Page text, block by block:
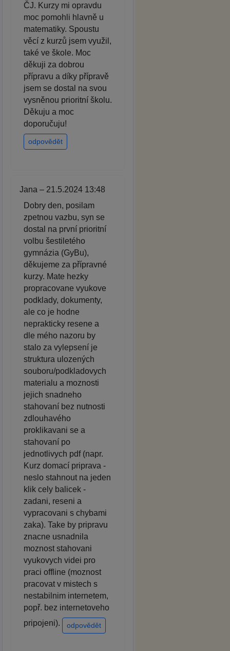
ČJ. Kurzy mi opravdu
moc pomohli hlavně u
matematiky. Spoustu
věcí z kurzů jsem využil,
také ve škole. Moc
děkuji za dobrou
přípravu a díky přípravě
jsem se dostal na svou
vysněnou prioritní školu.
Děkuju a moc
doporučuju!
odpovědět
Jana – 21.5.2024 13:48
Dobry den, posilam
zpetnou vazbu, syn se
dostal na první prioritní
volbu šestiletého
gymnázia (GyBu),
děkujeme za přípravné
kurzy. Mate hezky
propracovane vyukove
podklady, dokumenty,
ale co je hodne
neprakticky resene a
dle mého nazoru by
stalo za vylepsení je
struktura ulozených
souboru/podkladovych
materialu a moznosti
jejich snadneho
stahovaní bez nutnosti
zdlouhavého
proklikavani se a
stahovaní po
jednotlivych pdf (napr.
Kurz domací priprava -
neslo stahnout na jeden
klik cely balicek -
zadani, reseni a
vypracovani s chybami
zaka). Take by pripravu
znacne usnadnila
moznost stahovani
vyukovych videi pro
praci offline (moznost
pracovat v mistech s
nestabilnim internetem,
popř. bez internetoveho
pripojeni).
odpovědět